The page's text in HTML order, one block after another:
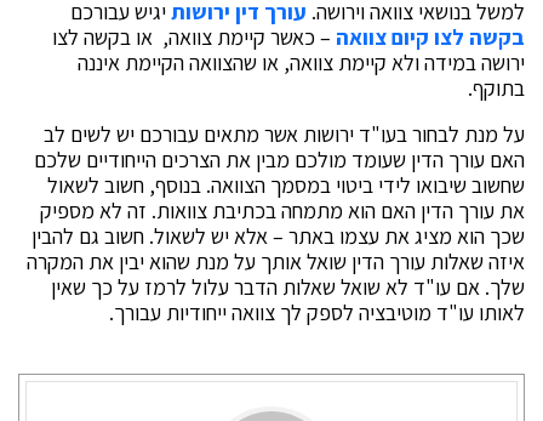
למשל בנושאי צוואה וירושה. עורך דין ירושותיגיש עבורכם
בקשה לצו קיום צוואה – כאשר קיימת צוואה, או בקשה לצו
ירושה במידה ולא קיימת צוואה, או שהצוואה הקיימת איננה
בתוקף.
על מנת לבחור בעו"ד ירושות אשר מתאים עבורכם יש לשים לב
האם עורך הדין שעומד מולכם מבין את הצרכים הייחודיים שלכם
שחשוב שיבואו לידי ביטוי במסמך הצוואה. בנוסף, חשוב לשאול
את עורך הדין האם הוא מתמחה בכתיבת צוואות. זה לא מספיק
שכך הוא מציג את עצמו באתר – אלא יש לשאול. חשוב גם להבין
איזה שאלות עורך הדין שואל אותך על מנת שהוא יבין את המקרה
שלך. אם עו"ד לא שואל שאלות הדבר עלול לרמז על כך שאין
לאותו עו"ד מוטיבציה לספק לך צוואה ייחודיות עבורך.